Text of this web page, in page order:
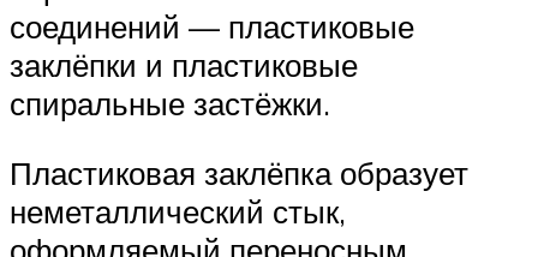
соединений — пластиковые
заклёпки и пластиковые
спиральные застёжки.
Пластиковая заклёпка образует
неметаллический стык,